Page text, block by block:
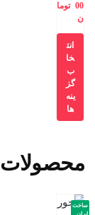
00 توما
ن
انت
خا
ب
گز
ینه
ها
ساخت